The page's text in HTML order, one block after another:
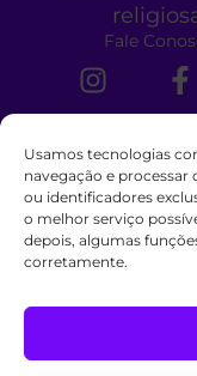
Usamos tecnologias
navegação e
ou identificadores
o melhor serviço
depois, algumas
corretamente.
Fale